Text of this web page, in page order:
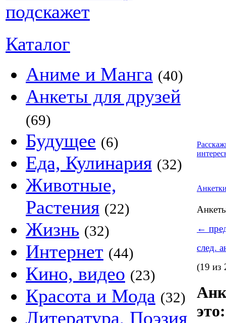
Каталог
Аниме и Манга (40)
Анкеты для друзей
(69)
Будущее (6)
Еда, Кулинария (32)
Животные,
Растения (22)
Жизнь (32)
Интернет (44)
Кино, видео (23)
Красота и Мода (32)
Литература, Поэзия
←
след.
(19 из